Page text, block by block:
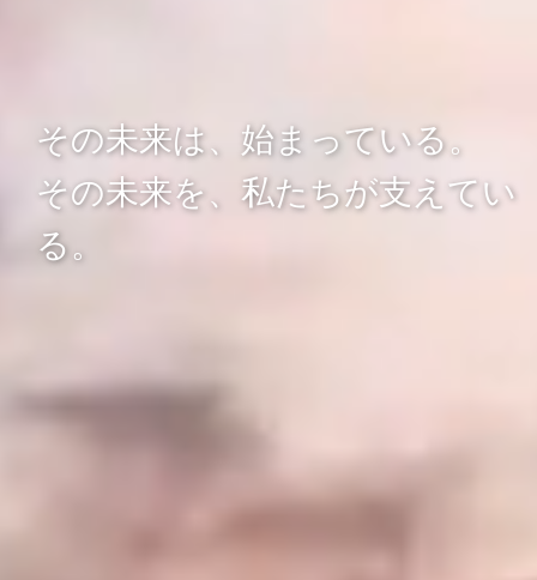
その未来は、始まっている。
その未来を、私たちが支えてい
る。